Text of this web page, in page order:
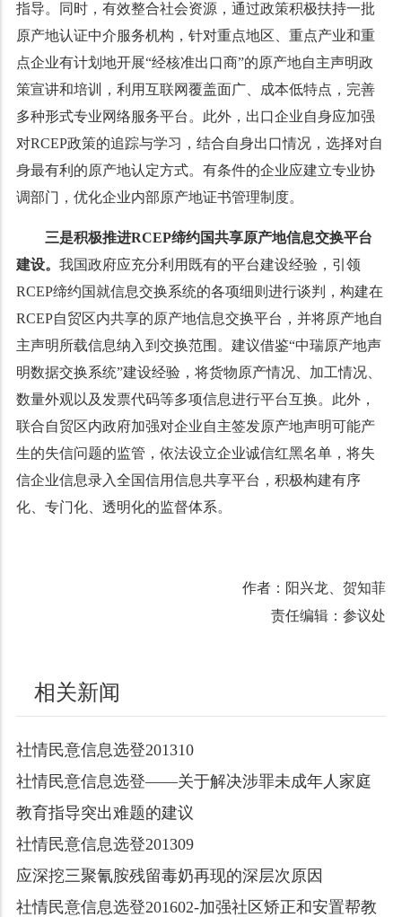
指导。同时，有效整合社会资源，通过政策积极扶持一批
原产地认证中介服务机构，针对重点地区、重点产业和重
点企业有计划地开展“经核准出口商”的原产地自主声明政
策宣讲和培训，利用互联网覆盖面广、成本低特点，完善
多种形式专业网络服务平台。此外，出口企业自身应加强
对RCEP政策的追踪与学习，结合自身出口情况，选择对自
身最有利的原产地认定方式。有条件的企业应建立专业协
调部门，优化企业内部原产地证书管理制度。
三是积极推进RCEP缔约国共享原产地信息交换平台
建设。 我国政府应充分利用既有的平台建设经验，引领
RCEP缔约国就信息交换系统的各项细则进行谈判，构建在
RCEP自贸区内共享的原产地信息交换平台，并将原产地自
主声明所载信息纳入到交换范围。建议借鉴“中瑞原产地声
明数据交换系统”建设经验，将货物原产情况、加工情况、
数量外观以及发票代码等多项信息进行平台互换。此外，
联合自贸区内政府加强对企业自主签发原产地声明可能产
生的失信问题的监管，依法设立企业诚信红黑名单，将失
信企业信息录入全国信用信息共享平台，积极构建有序
化、专门化、透明化的监督体系。
作者：阳兴龙、贺知菲
责任编辑：参议处
相关新闻
社情民意信息选登201310
社情民意信息选登——关于解决涉罪未成年人家庭
教育指导突出难题的建议
社情民意信息选登201309
应深挖三聚氰胺残留毒奶再现的深层次原因
社情民意信息选登201602-加强社区矫正和安置帮教